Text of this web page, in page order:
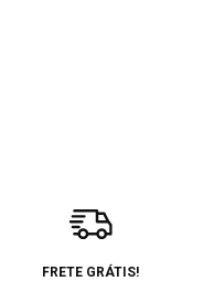
FRETE GRÁTIS!